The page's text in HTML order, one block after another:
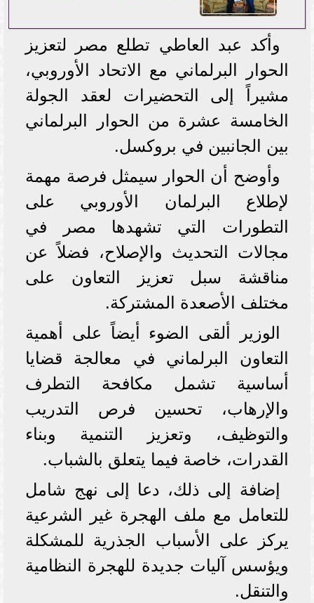
وأكد عبد العاطي تطلع مصر لتعزيز
الحوار البرلماني مع الاتحاد الأوروبي،
مشيراً إلى التحضيرات لعقد الجولة
الخامسة عشرة من الحوار البرلماني
بين الجانبين في بروكسل.
وأوضح أن الحوار سيمثل فرصة مهمة
لإطلاع البرلمان الأوروبي على
التطورات التي تشهدها مصر في
مجالات التحديث والإصلاح، فضلاً عن
مناقشة سبل تعزيز التعاون على
مختلف الأصعدة المشتركة.
الوزير ألقى الضوء أيضاً على أهمية
التعاون البرلماني في معالجة قضايا
أساسية تشمل مكافحة التطرف
والإرهاب، تحسين فرص التدريب
والتوظيف، وتعزيز التنمية وبناء
القدرات، خاصة فيما يتعلق بالشباب.
إضافة إلى ذلك، دعا إلى نهج شامل
للتعامل مع ملف الهجرة غير الشرعية
يركز على الأسباب الجذرية للمشكلة
ويؤسس آليات جديدة للهجرة النظامية
والتنقل.